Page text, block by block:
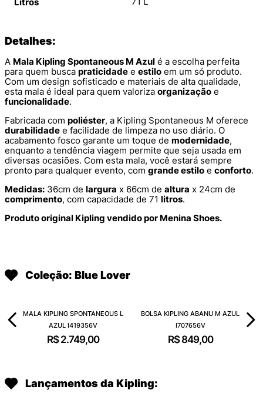
Detalhes:
A Mala Kipling Spontaneous M Azul é a escolha perfeita
para quem busca praticidade e estilo em um só produto.
Com um design sofisticado e materiais de alta qualidade,
esta mala é ideal para quem valoriza organização e
funcionalidade.
Fabricada com poliéster, a Kipling Spontaneous M oferece
durabilidade e facilidade de limpeza no uso diário. O
acabamento fosco garante um toque de modernidade,
enquanto a tendência viagem permite que seja usada em
diversas ocasiões. Com esta mala, você estará sempre
pronto para qualquer evento, com grande estilo e conforto.
Medidas: 36cm de largura x 66cm de altura x 24cm de
comprimento, com capacidade de 71 litros.
Produto original Kipling vendido por Menina Shoes.
Coleção: Blue Lover